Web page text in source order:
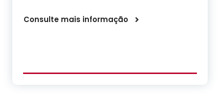
Consulte mais informação